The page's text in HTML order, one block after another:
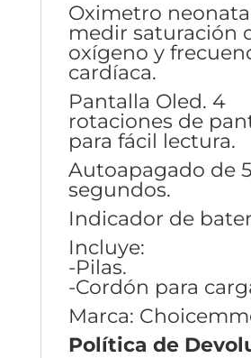
Oximetro
medir saturación
oxígeno y
cardíaca.
Pantalla Oled. 4
rotaciones de
para fácil lectura.
Autoapagado de 5
segundos.
Indicador de
Incluye:
-Pilas.
-Cordón para
Marca:
Política de